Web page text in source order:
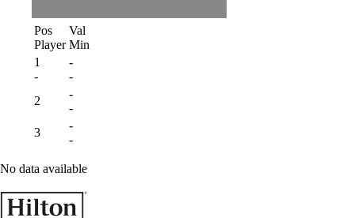
Pos
Player
Val
Min
1
-
-
-
2
-
-
3
-
-
No data available